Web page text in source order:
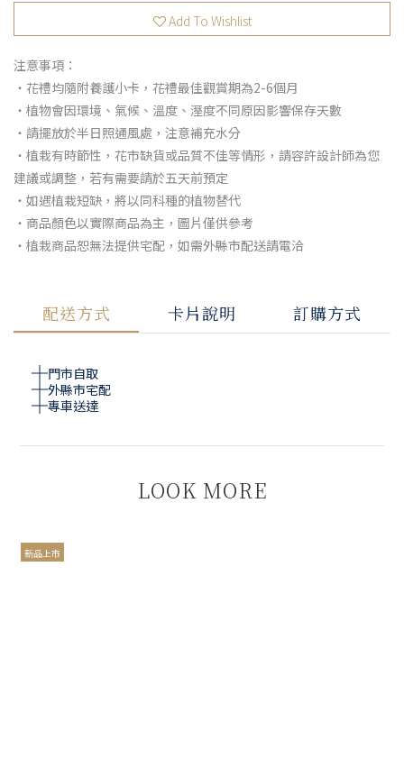
Add To Wishlist
注意事項：
・花禮均隨附養護小卡，花禮最佳觀賞期為2-6個月
・植物會因環境、氣候、溫度、溼度不同原因影響保存天數
・請擺放於半日照通風處，注意補充水分
・植栽有時節性，花市缺貨或品質不佳等情形，請容許設計師為您
建議或調整，若有需要請於五天前預定
・如遇植栽短缺，將以同科種的植物替代
・商品顏色以實際商品為主，圖片僅供參考
・植栽商品恕無法提供宅配，如需外縣市配送請電洽
配送方式 卡片說明 訂購方式
門市自取
外縣市宅配
專車送達
LOOK MORE
新品上市